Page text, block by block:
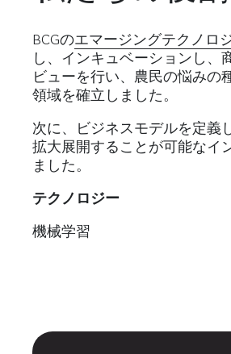
BCGのエマージングテクノロ
し、インキュベーションし、
ビューを行い、農民の悩みの
領域を確立しました。
次に、ビジネスモデルを定義
拡大展開することが可能なイ
ました。
テクノロジー
機械学習